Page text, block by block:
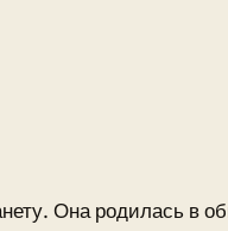
Она родилась в